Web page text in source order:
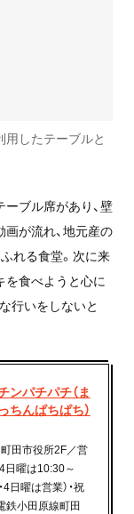
したテーブルと
ブル席があり、壁
が流れ、地元産の
れる食堂。次に来
を食べようと心に
行いをしないと
ンパチパチ（ま
ちんぱちぱち）
田市役所2F／営
日曜は10:30～
4日曜は営業）・祝
鉄小田原線町田